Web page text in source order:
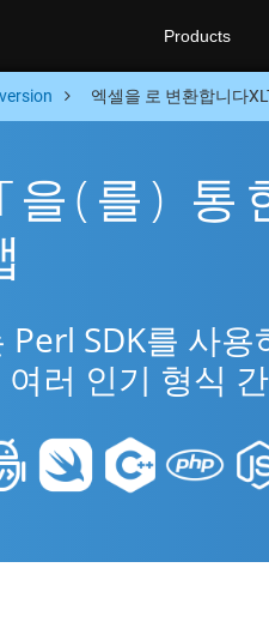
Products
엑셀을 로 변환합니다
을(를) 통
SDK를 사용
여러 인기 형식